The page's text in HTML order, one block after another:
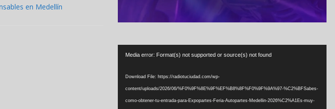
en Medellín
Media error: Format(s) not supported or source(s) not found
Download File: https://radiotuciudad.com/wp-
content/uploads/2026/06/%F0%9F%8E%9F%EF%B8%8F%F0%9F%9A%97-%C2%BFSabes-
como-obtener-tu-entrada-para-Expopartes-Feria-Autopartes-Medellin-2026%C2%A1Es-muy-